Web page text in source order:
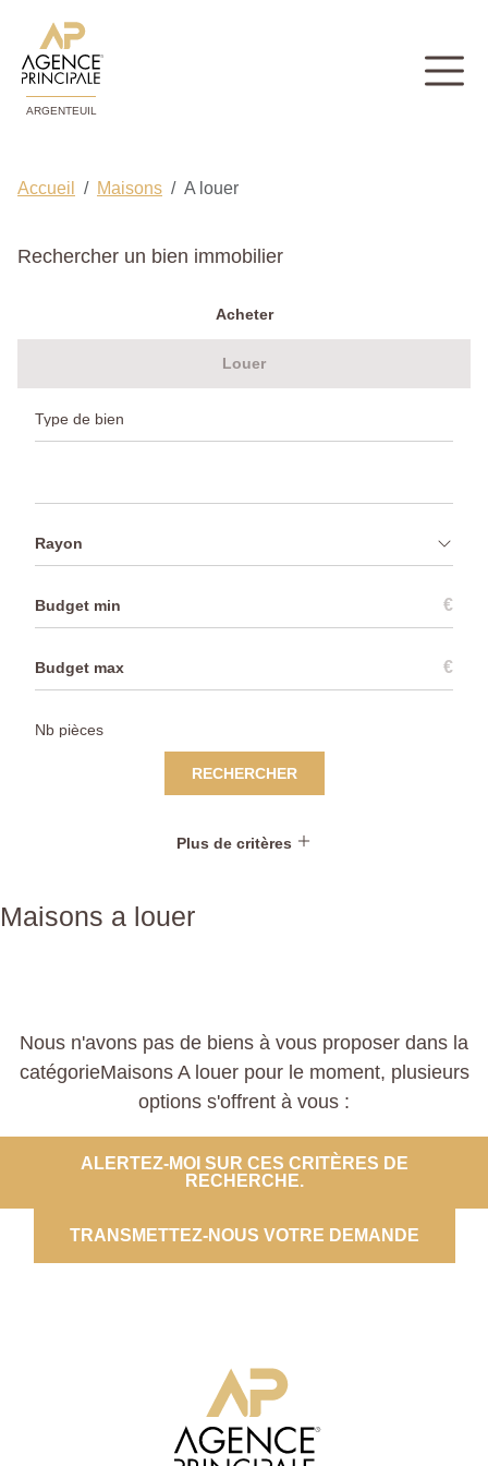
ARGENTEUIL
Accueil Maisons A louer
Rechercher un bien immobilier
Acheter
Louer
Rayon
€
€
RECHERCHER
Plus de critères
Maisons a louer
Nous n'avons pas de biens à vous proposer dans la
catégorieMaisons A louer pour le moment, plusieurs
options s'offrent à vous :
ALERTEZ-MOI SUR CES CRITÈRES DE
RECHERCHE.
TRANSMETTEZ-NOUS VOTRE DEMANDE